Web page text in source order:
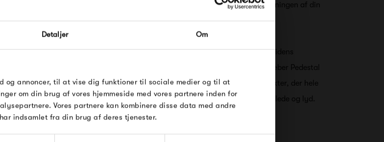
Detaljer Om
og annoncer, til at vise dig funktioner til sociale medier og til at
om din brug af vores hjemmeside med vores partnere inden for
Vores partnere kan kombinere disse data med andre
indsamlet fra din brug af deres tjenester.
Pedestal at gøre TV'et til et smukt og integreret møbel i indretningen af din
stue og hjem.
Pedestal bygger på en vision om at skabe rammerne for fremtidens
elektronik i hjemmet. Med en dynamisk tilgang til design, stræber Pedestal
efter at tilbyde et relevant og spændende sortiment af produkter, der hele
tiden former sig efter den måde vi lever og omgiver os med billede og lyd.
FÅ 10% PÅ DIN NÆSTE ORDRE
Gælder ikke på produkter fra Fermob, File Under
Pop og i forvejen nedsatte produkter.